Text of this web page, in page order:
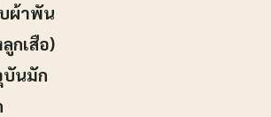
ผ้าพัน
กเสือ)
บันมัก